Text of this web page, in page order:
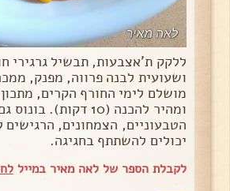
ללקק ת'אצבעות, תבשיל גרגירי
ושעועית לבנה פרווה, מפנק,
מושלם לימי החורף הקרים,
ומהיר להכנה (10 דקות). בונוס
הטבעוניים, הצמחונים, הרגישים
יכולים להשתתף בחגיגה.
לקבלת הספר של לאה מאיר במייל